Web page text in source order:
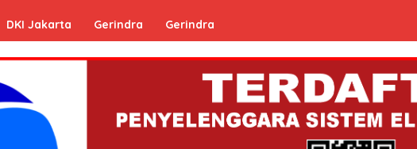
DKI Jakarta Gerindra Gerindra